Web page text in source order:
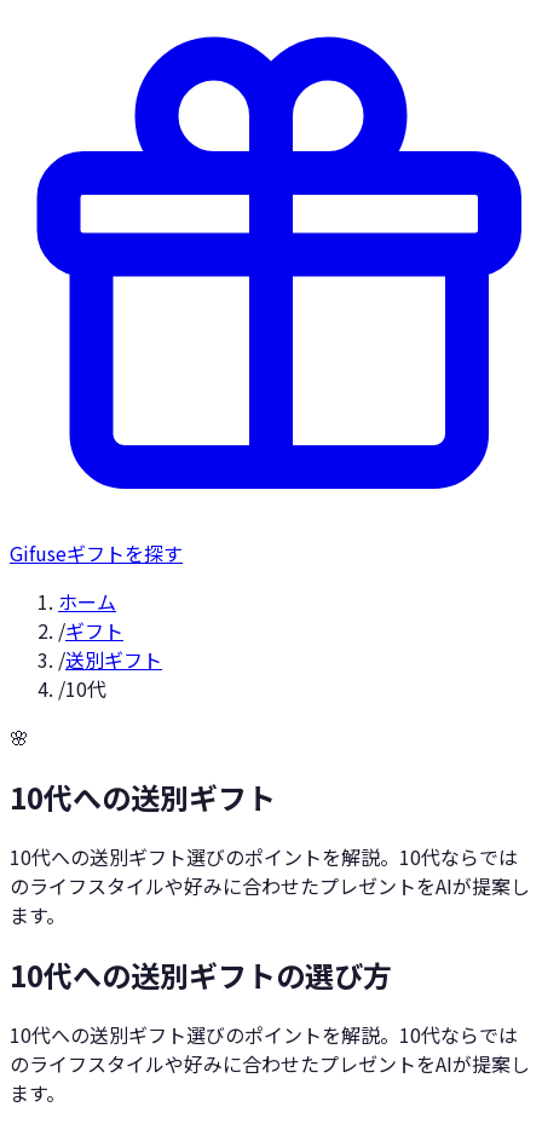
Gifuseギフトを探す
ホーム
/ギフト
/送別ギフト
/10代
🌸
10代への送別ギフト
10代への送別ギフト選びのポイントを解説。10代ならでは
のライフスタイルや好みに合わせたプレゼントをAIが提案し
ます。
10代への送別ギフトの選び方
10代への送別ギフト選びのポイントを解説。10代ならでは
のライフスタイルや好みに合わせたプレゼントをAIが提案し
ます。